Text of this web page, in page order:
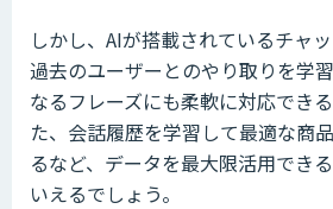
しかし、AIが搭載されているチャ
過去のユーザーとのやり取りを学
なるフレーズにも柔軟に対応でき
た、会話履歴を学習して最適な商
るなど、データを最大限活用でき
いえるでしょう。